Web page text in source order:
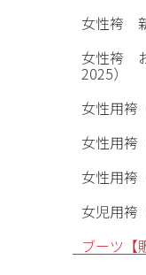
女性袴
女性袴
2025）
女性用袴
女性用袴
女性用袴
女児用袴
ブーツ【